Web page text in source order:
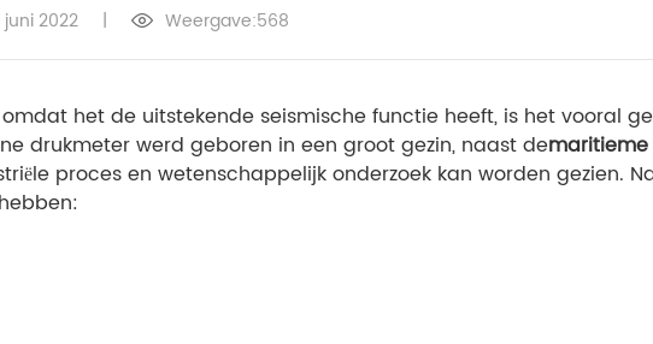
juni 2022 | Weergave:568
het de uitstekende seismische functie heeft, is het vooral
drukmeter werd geboren in een groot gezin, naast de
proces en wetenschappelijk onderzoek kan worden gezien.